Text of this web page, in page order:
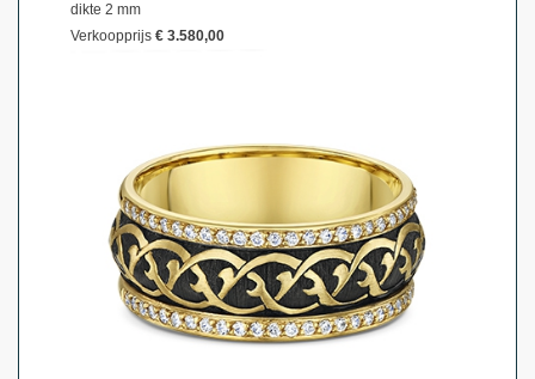
dikte 2 mm
Verkoopprijs € 3.580,00